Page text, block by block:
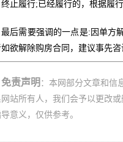
终止履行;已经履行的，根据履
最后需要强调的一点是:因单方
欲解除购房合同，建议事先
免责声明 ：本网部分文章和信
站所有人，我们会予以更改
意义，仅供参考。